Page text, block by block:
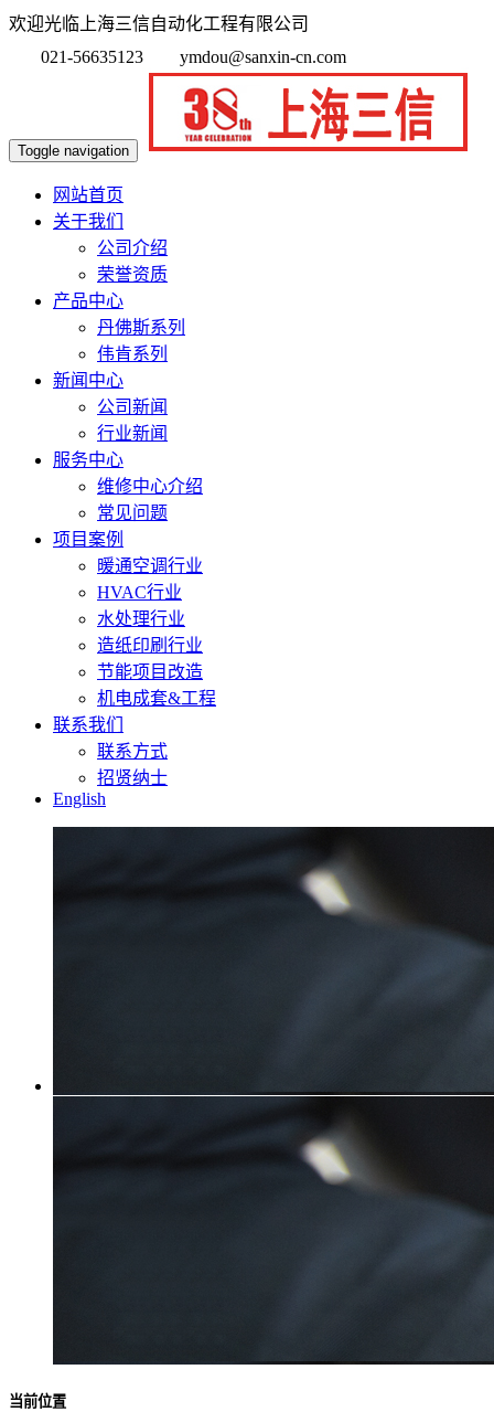
欢迎光临上海三信自动化工程有限公司
021-56635123
ymdou@sanxin-cn.com
Toggle navigation
网站首页
关于我们
公司介绍
荣誉资质
产品中心
丹佛斯系列
伟肯系列
新闻中心
公司新闻
行业新闻
服务中心
维修中心介绍
常见问题
项目案例
暖通空调行业
HVAC行业
水处理行业
造纸印刷行业
节能项目改造
机电成套&工程
联系我们
联系方式
招贤纳士
English
当前位置